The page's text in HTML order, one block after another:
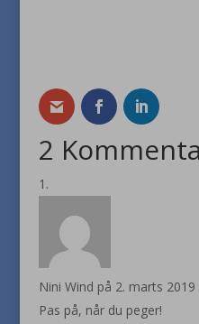
2
Nini Wind på 2. marts 2019
Pas på, når du peger!